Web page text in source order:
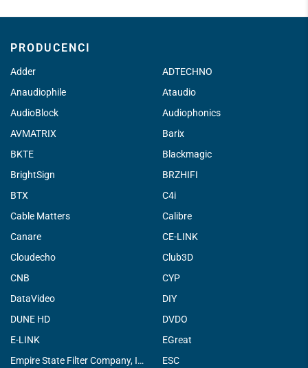
PRODUCENCI
Adder
ADTECHNO
Anaudiophile
Ataudio
AudioBlock
Audiophonics
AVMATRIX
Barix
BKTE
Blackmagic
BrightSign
BRZHIFI
BTX
C4i
Cable Matters
Calibre
Canare
CE-LINK
Cloudecho
Club3D
CNB
CYP
DataVideo
DIY
DUNE HD
DVDO
E-LINK
EGreat
Empire State Filter Company, INC.
ESC